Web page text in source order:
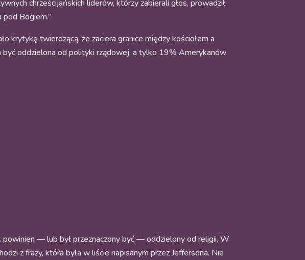
chrześcijańskich liderów, którzy zabierali głos, prowadził
Bogiem.”
krytykę twierdzącą, że zaciera granice między kościołem a
być oddzielona od polityki rządowej, a tylko 19% Amerykanów
powinien — lub był przeznaczony być — oddzielony od religii. W
z frazy, która była w liście napisanym przez Jeffersona. Nie